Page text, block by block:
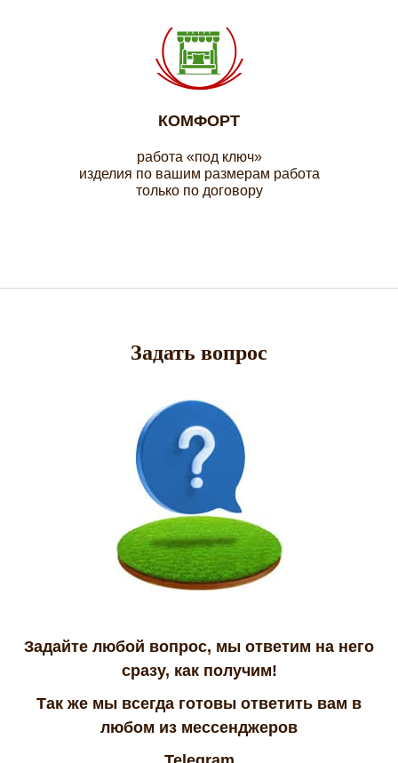
КОМФОРТ
работа «под ключ»
изделия по вашим размерам работа
только по договору
Задать вопрос
Задайте любой вопрос, мы ответим на него
сразу, как получим!
Так же мы всегда готовы ответить вам в
любом из мессенджеров